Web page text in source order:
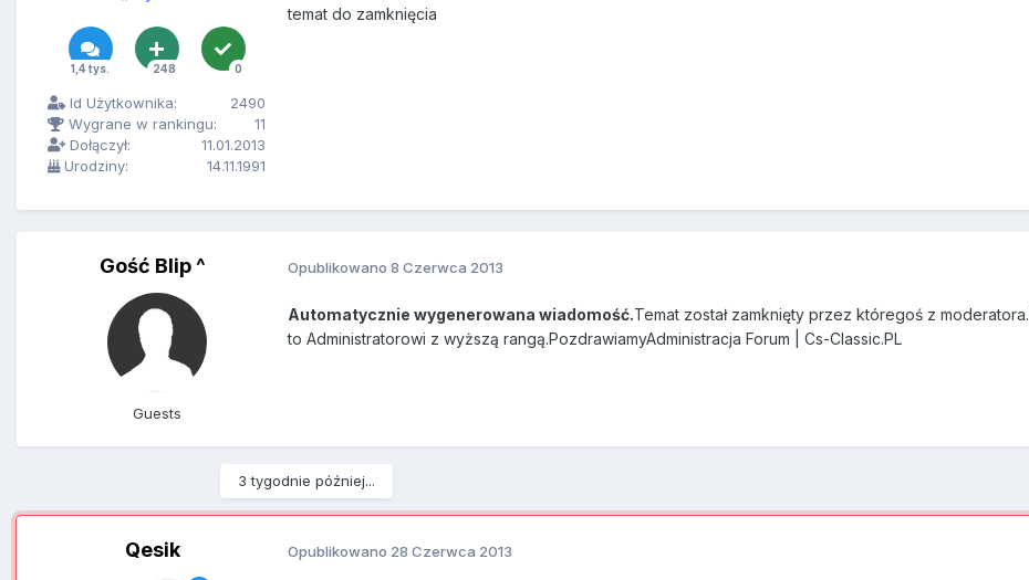
1,4 tys. 248 0
Id Użytkownika:
2490
Wygrane w rankingu:
11
Dołączył:
11.01.2013
Urodziny:
14.11.1991
temat do zamknięcia
Gość Blip ^
Guests
Opublikowano 8 Czerwca 2013
Automatycznie wygenerowana wiadomość.Temat został zamknięty przez któregoś z moderatora.
to Administratorowi z wyższą rangą.PozdrawiamyAdministracja Forum | Cs-Classic.PL
3 tygodnie później...
Qesik Opublikowano 28 Czerwca 2013